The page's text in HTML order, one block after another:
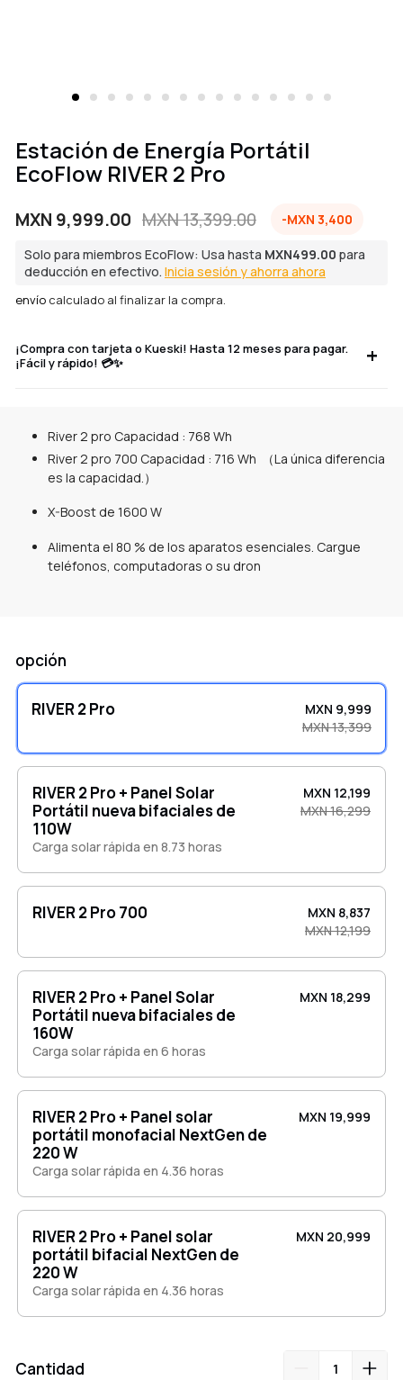
Estación de Energía Portátil
EcoFlow RIVER 2 Pro
Precio
de
venta
MXN 9,999.00
Precio
regular
MXN 13,399.00 -MXN 3,400
Solo para miembros EcoFlow: Usa hasta MXN499.00 para
deducción en efectivo. Inicia sesión y ahorra ahora
envío calculado al finalizar la compra.
¡Compra con tarjeta o Kueski! Hasta 12 meses para pagar.
¡Fácil y rápido! 💳✨
River 2 pro Capacidad : 768 Wh
River 2 pro 700 Capacidad : 716 Wh （La única diferencia
es la capacidad.）
X-Boost de 1600 W
Alimenta el 80 % de los aparatos esenciales. Cargue
teléfonos, computadoras o su dron
opción
RIVER 2 Pro
MXN 9,999
MXN 13,399
RIVER 2 Pro + Panel Solar
Portátil nueva bifaciales de
110W
Carga solar rápida en 8.73 horas
MXN 12,199
MXN 16,299
RIVER 2 Pro 700
MXN 8,837
MXN 12,199
RIVER 2 Pro + Panel Solar
Portátil nueva bifaciales de
160W
Carga solar rápida en 6 horas
MXN 18,299
RIVER 2 Pro + Panel solar
portátil monofacial NextGen de
220 W
Carga solar rápida en 4.36 horas
MXN 19,999
RIVER 2 Pro + Panel solar
portátil bifacial NextGen de
220 W
Carga solar rápida en 4.36 horas
MXN 20,999
Cantidad